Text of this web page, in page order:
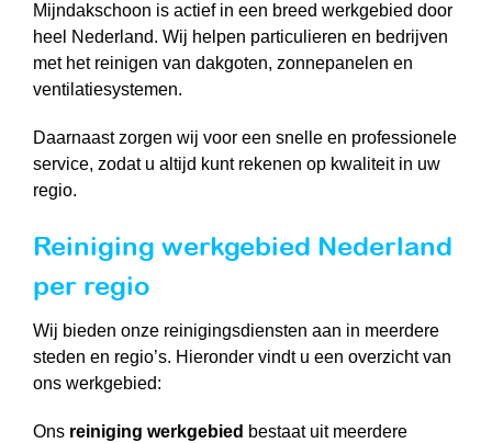
Mijndakschoon is actief in een breed werkgebied door
heel Nederland. Wij helpen particulieren en bedrijven
met het reinigen van dakgoten, zonnepanelen en
ventilatiesystemen.
Daarnaast zorgen wij voor een snelle en professionele
service, zodat u altijd kunt rekenen op kwaliteit in uw
regio.
Reiniging werkgebied Nederland
per regio
Wij bieden onze reinigingsdiensten aan in meerdere
steden en regio’s. Hieronder vindt u een overzicht van
ons werkgebied:
Ons reiniging werkgebied bestaat uit meerdere